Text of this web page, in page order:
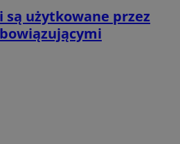
użytkowane przez